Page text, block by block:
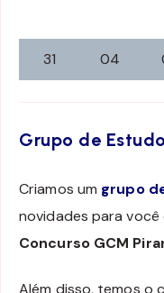
31 04
Grupo de
Criamos um grupo
novidades para
Concurso GCM
Além disso, temos o